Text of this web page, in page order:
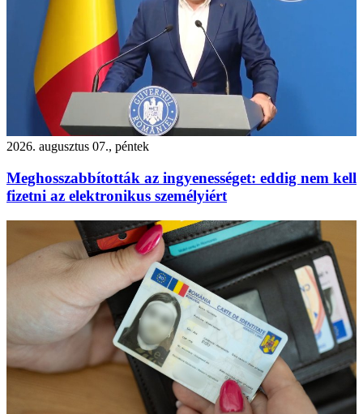
2026. augusztus 07., péntek
Meghosszabbították az ingyenességet: eddig nem kell
fizetni az elektronikus személyiért